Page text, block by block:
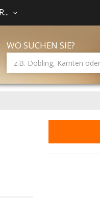
WO SUCHEN SIE?